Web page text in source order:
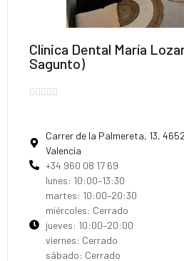
Clínica Dental María
Sagunto)
    
Carrer de la Palmereta, 13,
Valencia
+34 960 08 17 69
lunes: 10:00–13:30
martes: 10:00–20:30
miércoles: Cerrado
jueves: 10:00–20:00
viernes: Cerrado
sábado: Cerrado